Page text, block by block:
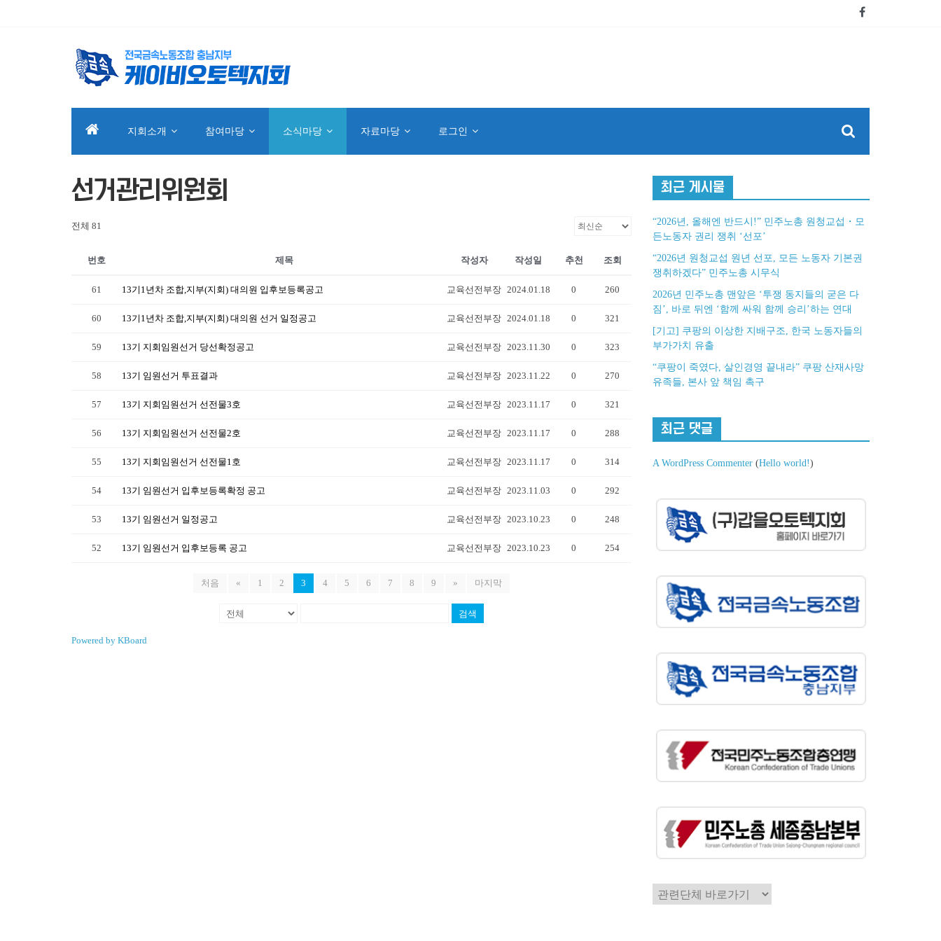
지회소개 참여마당 소식마당 자료마당 로그인
선거관리위원회
전체 81
번호 제목 작성자 작성일 추천 조회
61 13기1년차 조합,지부(지회) 대의원 입후보등록공고 교육선전부장 2024.01.18 0 260
60 13기1년차 조합,지부(지회) 대의원 선거 일정공고 교육선전부장 2024.01.18 0 321
59 13기 지회임원선거 당선확정공고 교육선전부장 2023.11.30 0 323
58 13기 임원선거 투표결과 교육선전부장 2023.11.22 0 270
57 13기 지회임원선거 선전물3호 교육선전부장 2023.11.17 0 321
56 13기 지회임원선거 선전물2호 교육선전부장 2023.11.17 0 288
55 13기 지회임원선거 선전물1호 교육선전부장 2023.11.17 0 314
54 13기 임원선거 입후보등록확정 공고 교육선전부장 2023.11.03 0 292
53 13기 임원선거 일정공고 교육선전부장 2023.10.23 0 248
52 13기 임원선거 입후보등록 공고 교육선전부장 2023.10.23 0 254
처음 « 1 2 3 4 5 6 7 8 9 » 마지막
검색
Powered by KBoard
최근 게시물
“2026년, 올해엔 반드시!” 민주노총 원청교섭・모
든노동자 권리 쟁취 ‘선포’
“2026년 원청교섭 원년 선포, 모든 노동자 기본권
쟁취하겠다” 민주노총 시무식
2026년 민주노총 맨앞은 ‘투쟁 동지들의 굳은 다
짐’, 바로 뒤엔 ‘함께 싸워 함께 승리’하는 연대
[기고] 쿠팡의 이상한 지배구조, 한국 노동자들의
부가가치 유출
“쿠팡이 죽였다, 살인경영 끝내라” 쿠팡 산재사망
유족들, 본사 앞 책임 촉구
최근 댓글
A WordPress Commenter (Hello world!)